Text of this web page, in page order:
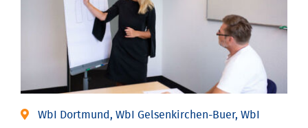
WbI Dortmund, WbI Gelsenkirchen-Buer, WbI